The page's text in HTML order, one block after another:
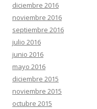
diciembre 2016
noviembre 2016
septiembre 2016
julio 2016
junio 2016
mayo 2016
diciembre 2015
noviembre 2015
octubre 2015